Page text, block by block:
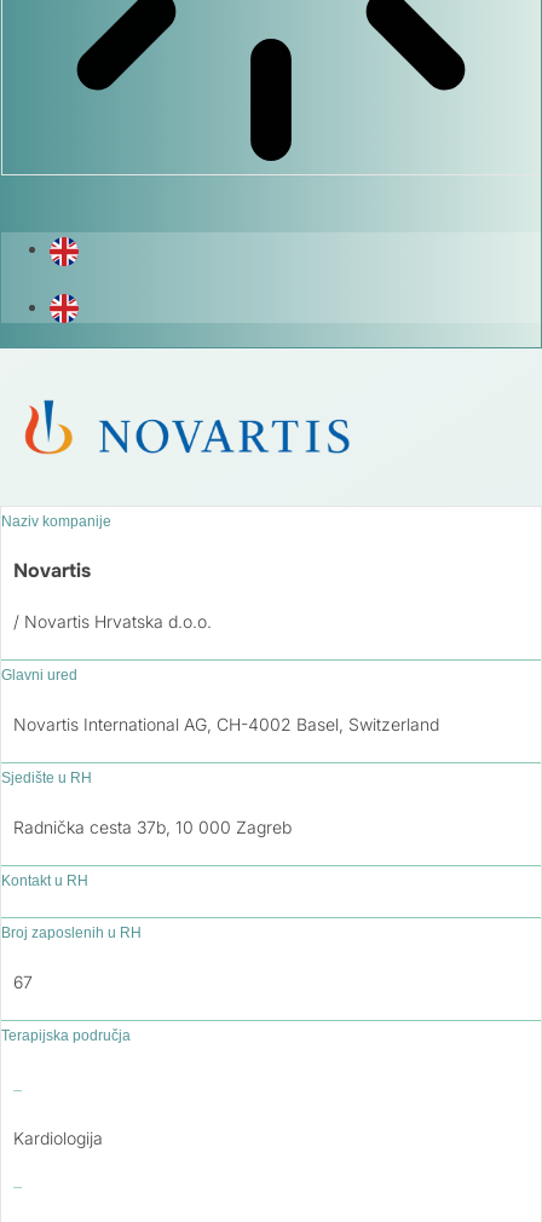
Naziv kompanije
Novartis
/ Novartis Hrvatska d.o.o.
Glavni ured
Novartis International AG, CH-4002 Basel, Switzerland
Sjedište u RH
Radnička cesta 37b, 10 000 Zagreb
Kontakt u RH
Broj zaposlenih u RH
67
Terapijska područja
–
Kardiologija
–